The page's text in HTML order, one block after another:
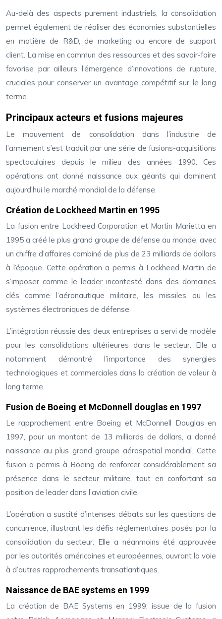
Au-delà des aspects purement industriels, la consolidation
permet également de réaliser des économies substantielles
en matière de R&D, de marketing ou encore de support
client. La mise en commun des ressources et des savoir-faire
favorise par ailleurs l’émergence d’innovations de rupture,
cruciales pour conserver un avantage compétitif sur le long
terme.
Principaux acteurs et fusions majeures
Le mouvement de consolidation dans l’industrie de
l’armement s’est traduit par une série de fusions-acquisitions
spectaculaires depuis le milieu des années 1990. Ces
opérations ont donné naissance aux géants qui dominent
aujourd’hui le marché mondial de la défense.
Création de Lockheed Martin en 1995
La fusion entre Lockheed Corporation et Martin Marietta en
1995 a créé le plus grand groupe de défense au monde, avec
un chiffre d’affaires combiné de plus de 23 milliards de dollars
à l’époque. Cette opération a permis à Lockheed Martin de
s’imposer comme le leader incontesté dans des domaines
clés comme l’aéronautique militaire, les missiles ou les
systèmes électroniques de défense.
L’intégration réussie des deux entreprises a servi de modèle
pour les consolidations ultérieures dans le secteur. Elle a
notamment démontré l’importance des synergies
technologiques et commerciales dans la création de valeur à
long terme.
Fusion de Boeing et McDonnell douglas en 1997
Le rapprochement entre Boeing et McDonnell Douglas en
1997, pour un montant de 13 milliards de dollars, a donné
naissance au plus grand groupe aérospatial mondial. Cette
fusion a permis à Boeing de renforcer considérablement sa
présence dans le secteur militaire, tout en confortant sa
position de leader dans l’aviation civile.
L’opération a suscité d’intenses débats sur les questions de
concurrence, illustrant les défis réglementaires posés par la
consolidation du secteur. Elle a néanmoins été approuvée
par les autorités américaines et européennes, ouvrant la voie
à d’autres rapprochements transatlantiques.
Naissance de BAE systems en 1999
La création de BAE Systems en 1999, issue de la fusion